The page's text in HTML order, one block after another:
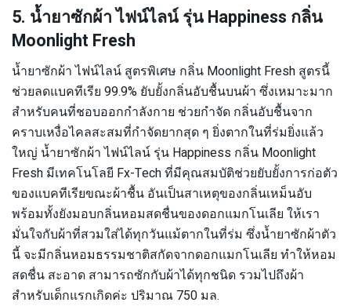
5. น้ำยาซักผ้า ไฟน์ไลน์ รุ่น Happiness กลิ่น
Moonlight Fresh
น้ำยาซักผ้า ไฟน์ไลน์ สูตรพิเศษ กลิ่น Moonlight Fresh สูตรนี้
ช่วยลดแบคทีเรีย 99.9% ยับยั้งกลิ่นอับชื้นบนผ้า ซึ่งเหมาะมาก
สำหรับคนที่ชอบออกกำลังกาย ช่วยกำจัด กลิ่นอับชื้นจาก
คราบเหงื่อไคลสะสมที่กำจัดยากสุด ๆ ยิ่งตากในที่ร่มยิ่งแล้ว
ใหญ่ น้ำยาซักผ้า ไฟน์ไลน์ รุ่น Happiness กลิ่น Moonlight
Fresh มีเทคโนโลยี Fx-Tech ที่มีคุณสมบัติช่วยยับยั้งการก่อตัว
ของแบคทีเรียขณะผ้าชื้น อันเป็นสาเหตุของกลิ่นเหม็นอับ
พร้อมทั้งยังมอบกลิ่นหอมสดชื่นของดอกแมกโนเลีย ให้เรา
มั่นใจกับผ้าที่สวมใส่ได้ทุกวันแม้ตากในที่ร่ม ซึ่งน้ำยาซักผ้าตัว
นี้ จะมีกลิ่นหอมธรรมชาติสกัดจากดอกแมกโนเลีย ทำให้หอม
สดชื่น สะอาด สามารถซักกับผ้าได้ทุกชนิด รวมไปถึงผ้า
สำหรับเด็กแรกเกิดค่ะ ปริมาณ 750 มล.